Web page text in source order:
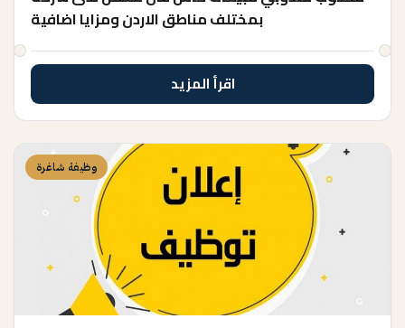
بمختلف مناطق الاردن ومزايا اضافية
اقرأ المزيد
وظيفة شاغرة